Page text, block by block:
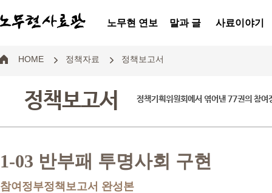
노무현 연보 말과 글 사료이야기
HOME 정책자료 정책보고서
정책보고서 정책기획위원회에서 엮어낸 77권의 참여
1-03 반부패 투명사회 구현
참여정부정책보고서 완성본